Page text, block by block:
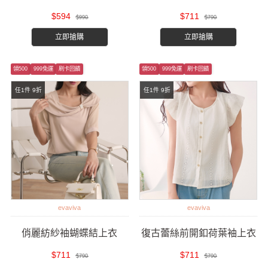
$594 $990
立即搶購
$711 $790
立即搶購
任1件 9折
領500 999免運 刷卡回饋
evaviva
俏麗紡紗袖蝴蝶結上衣
$711 $790
任1件 9折
領500 999免運 刷卡回饋
evaviva
復古蕾絲前開釦荷葉袖上衣
$711 $790